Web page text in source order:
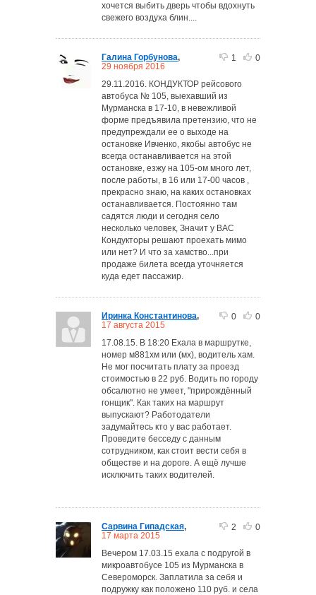
хочется выбить дверь чтобы вдохнуть
свежего воздуха блин....
1 0
Галина Горбунова,
29 ноября 2016
29.11.2016. КОНДУКТОР рейсового
автобуса № 105, выехавший из
Мурманска в 17-10, в невежливой
форме предъявила претензию, что не
предупреждали ее о выходе на
остановке Ивченко, якобы автобус не
всегда останавливается на этой
остановке, езжу на 105-ом много лет,
после работы, в 16 или 17-00 часов ,
прекрасно знаю, на каких остановках
останавливается. Постоянно там
садятся люди и сегодня село
несколько человек, Значит у ВАС
Кондукторы решают проехать мимо
или нет? И что за хамство...при
продаже билета всегда уточняется
куда едет пассажир.
0 0
Иринка Константинова,
17 августа 2015
17.08.15. В 18:20 Ехала в маршрутке,
номер м881хм или (мх), водитель хам.
Не мог посчитать плату за проезд
стоимостью в 22 руб. Водить по городу
обсалютно не умеет, "прирождённый
гонщик". Как таких на маршрут
выпускают? Работодатели
задумайтесь кто у вас работает.
Проведите бесседу с данным
сотрудником, как стоит вести себя в
обществе и на дороге. А ещё лучше
исключить таких водителей.
2 0
Сарвина Гипадская,
17 марта 2015
Вечером 17.03.15 ехала с подругой в
микроавтобусе 105 из Мурманска в
Североморск. Заплатила за себя и
подружку как положено 110 руб. и села